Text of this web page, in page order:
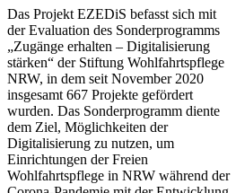
Das Projekt EZEDiS befasst sich mit
der Evaluation des Sonderprogramms
„Zugänge erhalten – Digitalisierung
stärken“ der Stiftung Wohlfahrtspflege
NRW, in dem seit November 2020
insgesamt 667 Projekte gefördert
wurden. Das Sonderprogramm diente
dem Ziel, Möglichkeiten der
Digitalisierung zu nutzen, um
Einrichtungen der Freien
Wohlfahrtspflege in NRW während der